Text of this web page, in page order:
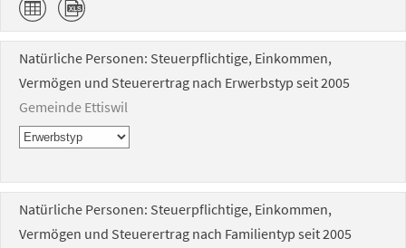
Natürliche Personen: Steuerpflichtige, Einkommen,
Vermögen und Steuerertrag nach Erwerbstyp seit 2005
Gemeinde Ettiswil
Natürliche Personen: Steuerpflichtige, Einkommen,
Vermögen und Steuerertrag nach Familientyp seit 2005